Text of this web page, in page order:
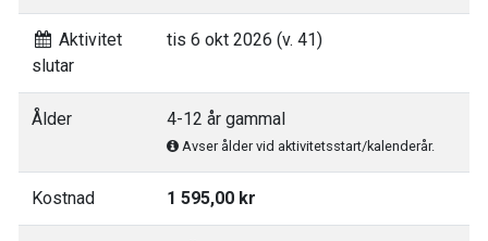
Aktivitet
slutar
tis 6 okt 2026 (v. 41)
Ålder 4-12 år gammal
Avser ålder vid aktivitetsstart/kalenderår.
Kostnad 1 595,00 kr